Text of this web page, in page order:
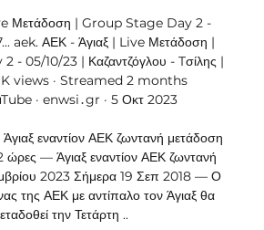
Μετάδοση | Group Stage Day 2 -
aek​. ΑΕΚ - Άγιαξ | Live Μετάδοση |
- 05/10/23 | Καζαντζόγλου - Tσίλης |
views · Streamed 2 months
· enwsi․gr · 5 Οκτ 2023
εναντίον ΑΕΚ ζωντανή μετάδοση
ώρες — Άγιαξ εναντίον ΑΕΚ ζωντανή
2023 Σήμερα 19 Σεπ 2018 — Ο
της ΑΕΚ με αντίπαλο τον Άγιαξ θα
την Τετάρτη ..